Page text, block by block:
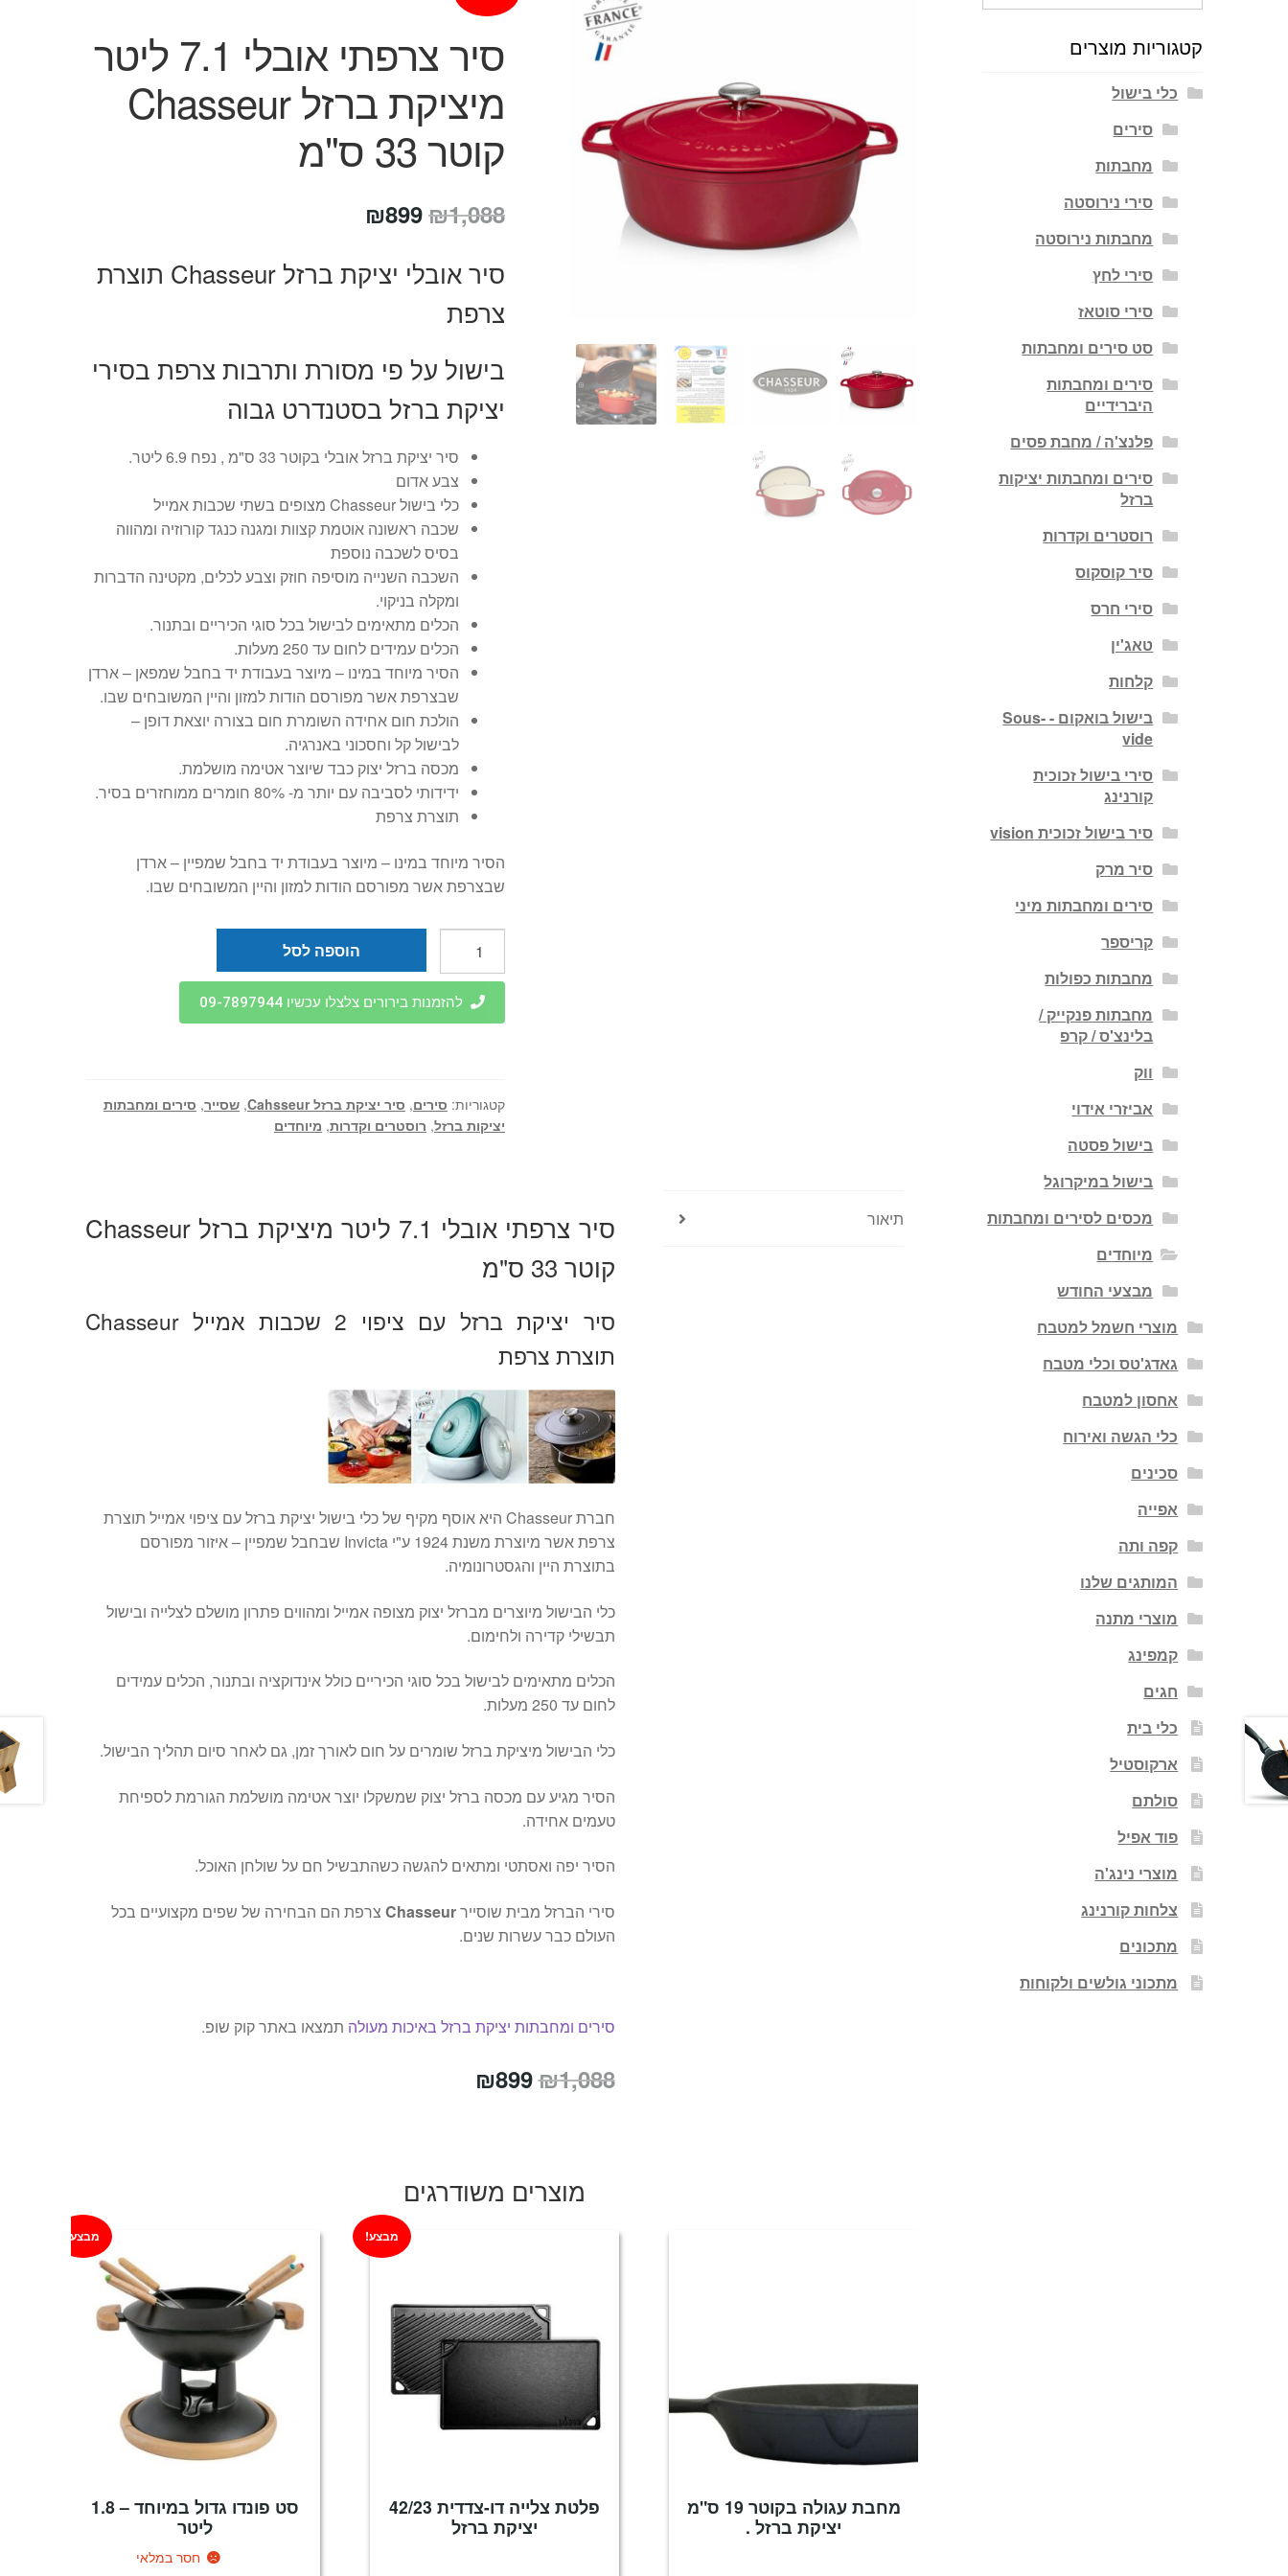
סיר צרפתי אובלי 7.1 ליטר
מיציקת ברזל Chasseur
קוטר 33 ס"מ
₪1,088
המחיר
היה:
₪899
הוא:
סיר אובלי יציקת ברזל Chasseur תוצרת
צרפת
בישול על פי מסורת ותרבות צרפת בסירי
יציקת ברזל בסטנדרט גבוה
סיר יציקת ברזל אובלי בקוטר 33 ס"מ , נפח 6.9 ליטר.
צבע אדום
כלי בישול Chasseur מצופים בשתי שכבות אמייל
שכבה ראשונה אוטמת קצוות ומגנה כנגד קורוזיה ומהווה
בסיס לשכבה נוספת
השכבה השנייה מוסיפה חוזק וצבע לכלים, מקטינה הדברות
ומקלה בניקוי.
הכלים מתאימים לבישול בכל סוגי הכיריים ובתנור.
הכלים עמידים לחום עד 250 מעלות.
הסיר מיוחד במינו – מיוצר בעבודת יד בחבל שמפאן – ארדן
שבצרפת אשר מפורסם הודות למזון והיין המשובחים שבו.
הולכת חום אחידה השומרת חום בצורה יוצאת דופן –
לבישול קל וחסכוני באנרגיה.
מכסה ברזל יצוק כבד שיוצר אטימה מושלמת.
ידידותי לסביבה עם יותר מ- 80% חומרים ממוחזרים בסיר.
תוצרת צרפת
הסיר מיוחד במינו – מיוצר בעבודת יד בחבל שמפיין – ארדן
שבצרפת אשר מפורסם הודות למזון והיין המשובחים שבו.
סיר
צרפתי
מיציקת
ברזל
ס"מ
הוספה לסל
להזמנות בירורים צלצלו עכשיו 09-7897944
קטגוריות: סירים, סיר יציקת ברזל Cahsseur ,שסייר, סירים ומחבתות
יציקות ברזל, רוסטרים וקדרות, מיוחדים
תיאור
סיר צרפתי אובלי 7.1 ליטר מיציקת ברזל Chasseur
קוטר 33 ס"מ
סיר יציקת ברזל עם ציפוי 2 שכבות אמייל Chasseur
תוצרת צרפת
חברת Chasseur היא אוסף מקיף של כלי בישול יציקת ברזל עם ציפוי אמייל תוצרת
צרפת אשר מיוצרת משנת 1924 ע"י Invicta שבחבל שמפיין – איזור מפורסם
בתוצרת היין והגסטרונומיה.
כלי הבישול מיוצרים מברזל יצוק מצופה אמייל ומהווים פתרון מושלם לצלייה ובישול
תבשילי קדירה ולחימום.
הכלים מתאימים לבישול בכל סוגי הכיריים כולל אינדוקציה ובתנור, הכלים עמידים
לחום עד 250 מעלות.
כלי הבישול מיציקת ברזל שומרים על חום לאורך זמן, גם לאחר סיום תהליך הבישול.
הסיר מגיע עם מכסה ברזל יצוק שמשקלו יוצר אטימה מושלמת הגורמת לספיחת
טעמים אחידה.
הסיר יפה ואסתטי ומתאים להגשה כשהתבשיל חם על שולחן האוכל.
סירי הברזל מבית שוסיירChasseur צרפת הם הבחירה של שפים מקצועיים בכל
העולם כבר עשרות שנים.
סירים ומחבתות יציקת ברזל באיכות מעולה תמצאו באתר קוק שופ.
₪1,088
המחיר
₪1,088.
₪899
₪899.
מוצרים משודרגים
מחבת עגולה בקוטר 19 ס"מ
יציקת ברזל .
פלטת צלייה דו-צדדית 42/23
יציקת ברזל
מבצע!
סט פונדו גדול במיוחד – 1.8
ליטר
חסר במלאי
מבצע!
קטגוריות מוצרים
כלי בישול
סירים
מחבתות
סירי נירוסטה
מחבתות נירוסטה
סירי לחץ
סירי סוטאז
סט סירים ומחבתות
סירים ומחבתות
היברידיים
פלנצ'ה / מחבת פסים
סירים ומחבתות יציקות
ברזל
רוסטרים וקדרות
סיר קוסקוס
סירי חרס
טאג'ין
קלחות
בישול בואקום - Sous-
vide
סירי בישול זכוכית
קורנינג
סיר בישול זכוכית vision
סיר מרק
סירים ומחבתות מיני
קריספר
מחבתות כפולות
מחבתות פנקייק /
בלינצ'ס / קרפ
ווק
אביזרי אידוי
בישול פסטה
בישול במיקרוגל
מכסים לסירים ומחבתות
מיוחדים
מבצעי החודש
מוצרי חשמל למטבח
גאדג'טס וכלי מטבח
אחסון למטבח
כלי הגשה ואירוח
סכינים
אפייה
קפה ותה
המותגים שלנו
מוצרי מתנה
קמפינג
חגים
כלי בית
ארקוסטיל
סולתם
פוד אפיל
מוצרי נינג'ה
צלחות קורנינג
מתכונים
מתכוני גולשים ולקוחות